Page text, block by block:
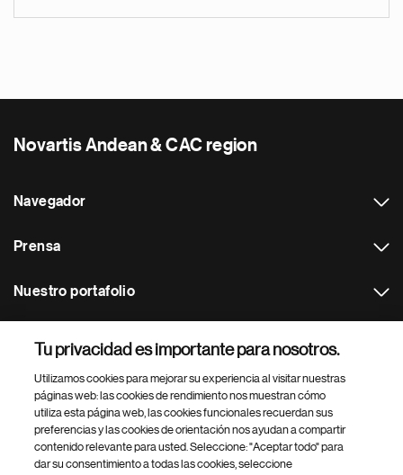
Novartis Andean & CAC region
Navegador
Prensa
Nuestro portafolio
Footer Site Search
Tu privacidad es importante para nosotros.
Utilizamos cookies para mejorar su experiencia al visitar nuestras
páginas web: las cookies de rendimiento nos muestran cómo
utiliza esta página web, las cookies funcionales recuerdan sus
preferencias y las cookies de orientación nos ayudan a compartir
contenido relevante para usted. Seleccione: "Aceptar todo" para
dar su consentimiento a todas las cookies, seleccione